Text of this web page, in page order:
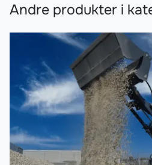
Andre produkter i